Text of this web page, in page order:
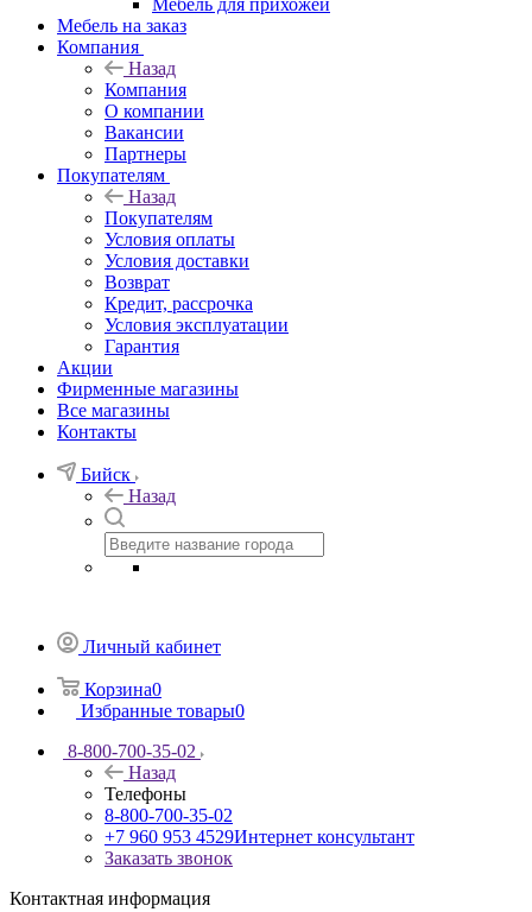
Мебель для прихожей
Мебель на заказ
Компания
Назад
Компания
О компании
Вакансии
Партнеры
Покупателям
Назад
Покупателям
Условия оплаты
Условия доставки
Возврат
Кредит, рассрочка
Условия эксплуатации
Гарантия
Акции
Фирменные магазины
Все магазины
Контакты
Бийск
Назад
Личный кабинет
Корзина0
Избранные товары0
8-800-700-35-02
Назад
Телефоны
8-800-700-35-02
+7 960 953 4529Интернет консультант
Заказать звонок
Контактная информация